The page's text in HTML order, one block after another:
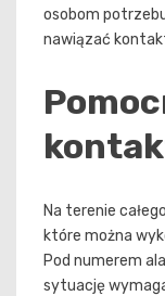
osobom
nawiązać
Na terenie
które można
Pod numerem
sytuację